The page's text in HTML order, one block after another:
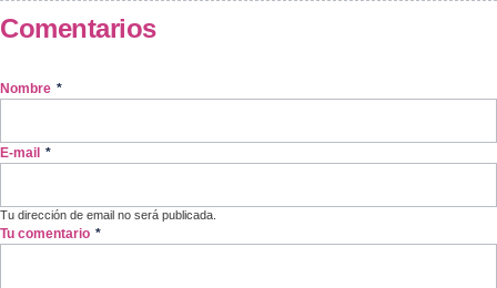
Comentarios
Nombre *
E-mail *
Tu dirección de email no será publicada.
Tu comentario *